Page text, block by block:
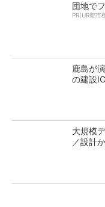
団地で
PR(UR都市
鹿島が
の建設
大規模
／設計